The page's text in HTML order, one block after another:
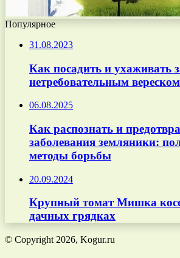
Популярное
31.08.2023
Как посадить и ухаживать
нетребовательным вереском
06.08.2025
Как распознать и
заболевания земляники:
методы борьбы
20.09.2024
Крупный томат Мишка
дачных грядках
© Copyright 2026, Kogur.ru